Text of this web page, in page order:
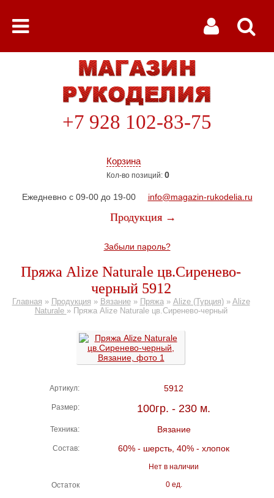
Корзина
Кол-во позиций: 0
+7 928 102-83-75
Ежедневно с 09-00 до 19-00 info@magazin-rukodelia.ru
Продукция →
Забыли пароль?
Пряжа Alize Naturale цв.Сиренево-
черный 5912
Главная » Продукция » Вязание» Пряжа» Alize (Турция)» Alize
Naturale » Пряжа Alize Naturale цв.Сиренево-черный
Артикул: 5912
Размер: 100гр. - 230 м.
Техника: Вязание
Состав: 60% - шерсть, 40% - хлопок
Нет в наличии
Остаток 0 ед.